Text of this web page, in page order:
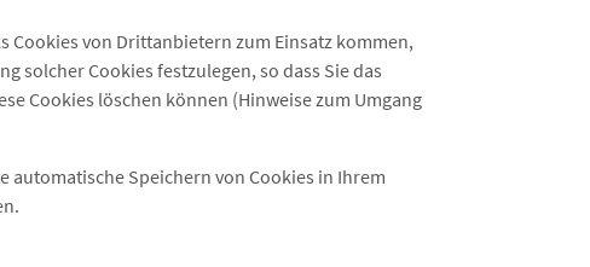
Cookies von Drittanbietern zum Einsatz kommen,
solcher Cookies festzulegen, so dass Sie das
Cookies löschen können (Hinweise zum Umgang
automatische Speichern von Cookies in Ihrem